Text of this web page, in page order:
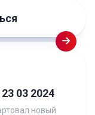
03 2024
новый